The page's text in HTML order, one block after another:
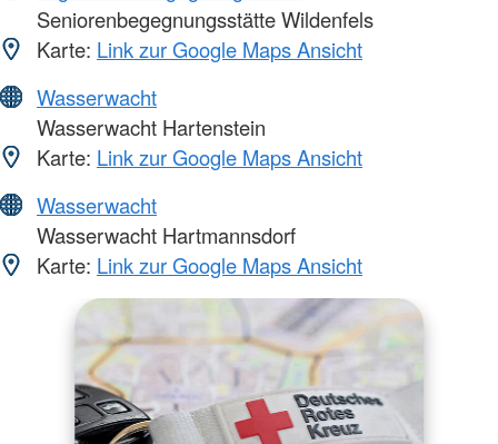
Seniorenbegegnungsstätte Wildenfels
Karte: Link zur Google Maps Ansicht
Wasserwacht
Wasserwacht Hartenstein
Karte: Link zur Google Maps Ansicht
Wasserwacht
Wasserwacht Hartmannsdorf
Karte: Link zur Google Maps Ansicht